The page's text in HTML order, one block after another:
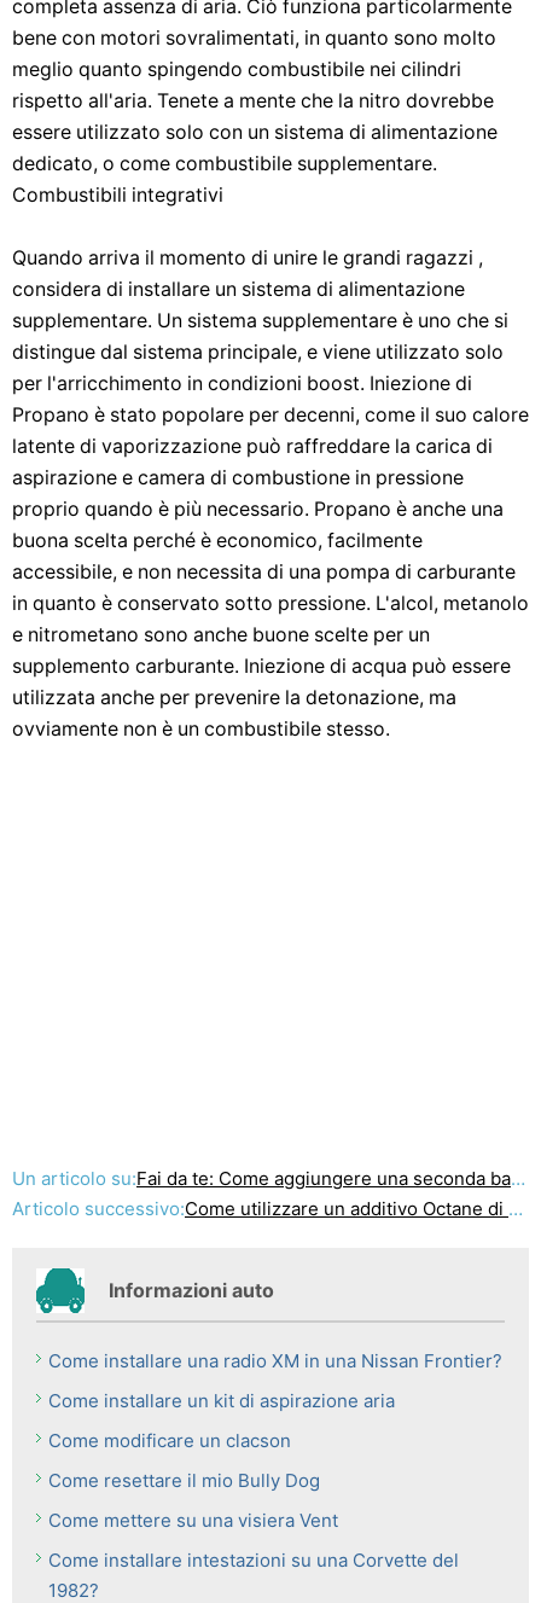
completa assenza di aria. Ciò funziona particolarmente
bene con motori sovralimentati, in quanto sono molto
meglio quanto spingendo combustibile nei cilindri
rispetto all'aria. Tenete a mente che la nitro dovrebbe
essere utilizzato solo con un sistema di alimentazione
dedicato, o come combustibile supplementare.
Combustibili integrativi
Quando arriva il momento di unire le grandi ragazzi ,
considera di installare un sistema di alimentazione
supplementare. Un sistema supplementare è uno che si
distingue dal sistema principale, e viene utilizzato solo
per l'arricchimento in condizioni boost. Iniezione di
Propano è stato popolare per decenni, come il suo calore
latente di vaporizzazione può raffreddare la carica di
aspirazione e camera di combustione in pressione
proprio quando è più necessario. Propano è anche una
buona scelta perché è economico, facilmente
accessibile, e non necessita di una pompa di carburante
in quanto è conservato sotto pressione. L'alcol, metanolo
e nitrometano sono anche buone scelte per un
supplemento carburante. Iniezione di acqua può essere
utilizzata anche per prevenire la detonazione, ma
ovviamente non è un combustibile stesso.
Un articolo su:Fai da te: Come aggiungere una seconda batteria per la tua auto
Articolo successivo:Come utilizzare un additivo Octane di un serbatoio di gas
Informazioni auto
Come installare una radio XM in una Nissan Frontier?
Come installare un kit di aspirazione aria
Come modificare un clacson
Come resettare il mio Bully Dog
Come mettere su una visiera Vent
Come installare intestazioni su una Corvette del
1982?